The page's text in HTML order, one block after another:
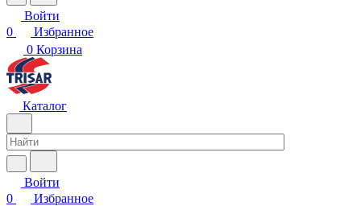
Войти
0
Избранное
0 Корзина
Каталог
Войти
0
Избранное